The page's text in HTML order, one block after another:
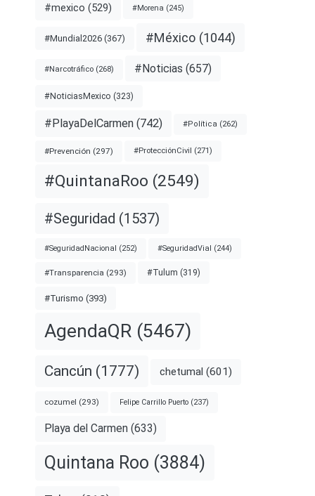
#mexico (529) #Morena (245)
#Mundial2026 (367) #México (1044)
#Narcotráfico (268) #Noticias (657)
#NoticiasMexico (323)
#PlayaDelCarmen (742) #Política (262)
#Prevención (297) #ProtecciónCivil (271)
#QuintanaRoo (2549)
#Seguridad (1537)
#SeguridadNacional (252) #SeguridadVial (244)
#Transparencia (293) #Tulum (319)
#Turismo (393)
AgendaQR (5467)
Cancún (1777) chetumal (601)
cozumel (293) Felipe Carrillo Puerto (237)
Playa del Carmen (633)
Quintana Roo (3884)